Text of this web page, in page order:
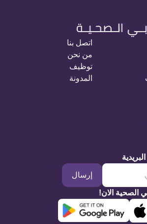
اتصل بنا
من نحن
توظيف
المدونة
إرسال
الصحية الان!